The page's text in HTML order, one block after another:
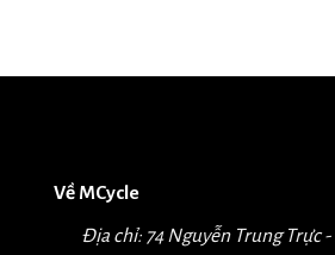
Về MCycle
Địa chỉ: 74 Nguyễn Trung Trực